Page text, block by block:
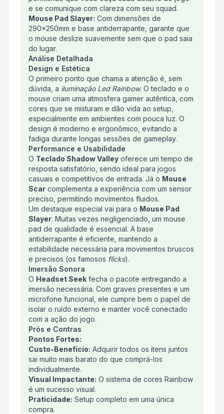
e se comunique com clareza com seu squad.
Mouse Pad Slayer: Com dimensões de
290x250mm e base antiderrapante, garante que
o mouse deslize suavemente sem que o pad saia
do lugar.
Análise Detalhada
Design e Estética
O primeiro ponto que chama a atenção é, sem
dúvida, a iluminação Led Rainbow. O teclado e o
mouse criam uma atmosfera gamer autêntica, com
cores que se misturam e dão vida ao setup,
especialmente em ambientes com pouca luz. O
design é moderno e ergonômico, evitando a
fadiga durante longas sessões de gameplay.
Performance e Usabilidade
O Teclado Shadow Valley oferece um tempo de
resposta satisfatório, sendo ideal para jogos
casuais e competitivos de entrada. Já o Mouse
Scar complementa a experiência com um sensor
preciso, permitindo movimentos fluidos.
Um destaque especial vai para o Mouse Pad
Slayer. Muitas vezes negligenciado, um mouse
pad de qualidade é essencial. A base
antiderrapante é eficiente, mantendo a
estabilidade necessária para movimentos bruscos
e precisos (os famosos flicks).
Imersão Sonora
O Headset Seek fecha o pacote entregando a
imersão necessária. Com graves presentes e um
microfone funcional, ele cumpre bem o papel de
isolar o ruído externo e manter você conectado
com a ação do jogo.
Prós e Contras
Pontos Fortes:
Custo-Benefício: Adquirir todos os itens juntos
sai muito mais barato do que comprá-los
individualmente.
Visual Impactante: O sistema de cores Rainbow
é um sucesso visual.
Praticidade: Setup completo em uma única
compra.